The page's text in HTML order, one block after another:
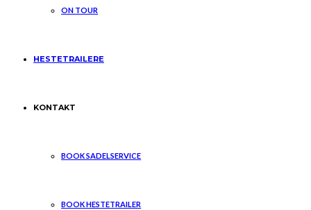
ON TOUR
HESTETRAILERE
KONTAKT
BOOK SADELSERVICE
BOOK HESTETRAILER